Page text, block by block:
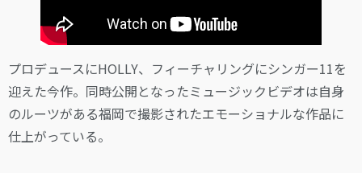
プロデュースにHOLLY、フィーチャリングにシンガー11を
迎えた今作。同時公開となったミュージックビデオは自身
のルーツがある福岡で撮影されたエモーショナルな作品に
仕上がっている。